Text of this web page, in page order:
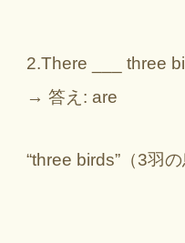
2.There ___ three
→ 答え: are
“three birds”（3羽